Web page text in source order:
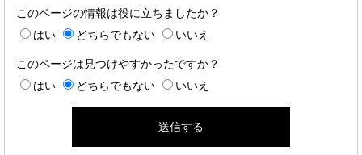
このページの情報は役に立ちましたか？
はい
どちらでもない いいえ
このページは見つけやすかったですか？
はい
どちらでもない いいえ